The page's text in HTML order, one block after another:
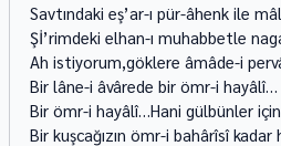
Savtındaki eş’ar-ı pür-âhenk ile
Şİ’rimdeki elhan-ı muhabbetle
Ah istiyorum,göklere âmâde-i
Bir lâne-i âvârede bir ömr-i hayâlî…
Bir ömr-i hayâlî…Hani gülbünler
Bir kuşcağızın ömr-i bahârîsî kadar